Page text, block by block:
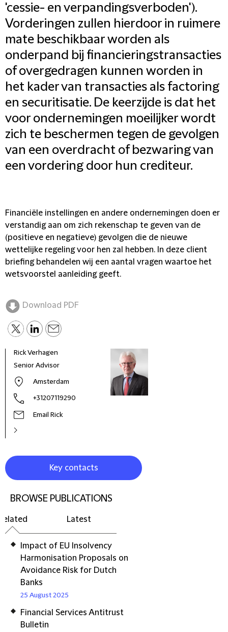
'cessie- en verpandingsverboden').
Vorderingen zullen hierdoor in ruimere
mate beschikbaar worden als
onderpand bij financieringstransacties
of overgedragen kunnen worden in
het kader van transacties als factoring
en securitisatie. De keerzijde is dat het
voor ondernemingen moeilijker wordt
zich te beschermen tegen de gevolgen
van een overdracht of bezwaring van
een vordering door hun crediteur.
Financiële instellingen en andere ondernemingen doen er
verstandig aan om zich rekenschap te geven van de
(positieve en negatieve) gevolgen die de nieuwe
wettelijke regeling voor hen zal hebben. In deze client
briefing behandelen wij een aantal vragen waartoe het
wetsvoorstel aanleiding geeft.
Download PDF
Rick Verhagen
Senior Advisor
Amsterdam
+31207119290
Email Rick
Key contacts
BROWSE PUBLICATIONS
Latest
Impact of EU Insolvency
Harmonisation Proposals on
Avoidance Risk for Dutch
Banks
25 August 2025
Financial Services Antitrust
Bulletin